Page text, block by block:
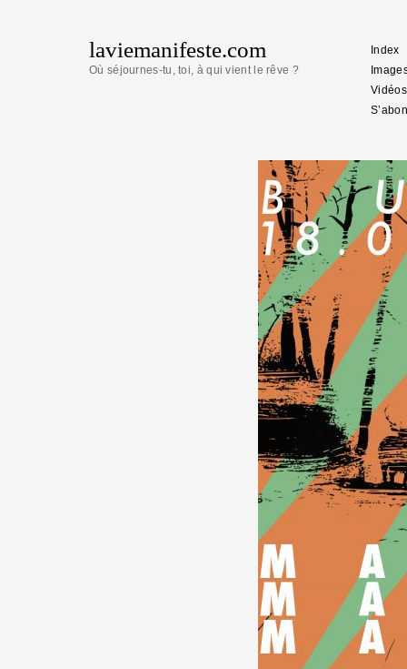
laviemanifeste.com
Où séjournes-tu, toi, à qui vient le rêve ?
Index
Vidéos